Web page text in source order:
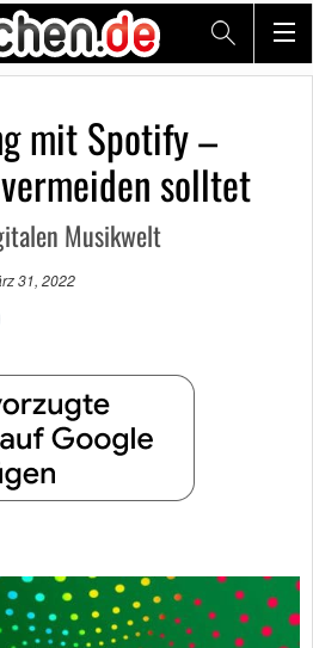
mit Spotify –
solltet
Musikwelt
31, 2022